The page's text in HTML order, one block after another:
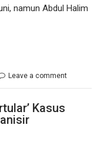
namun Abdul Halim
Leave a comment
Kasus